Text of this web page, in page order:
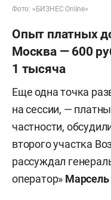
Фото: «БИЗНЕС Online»
Опыт платных
Москва — 600
1 тысяча
Еще одна точка
на сессии, —
частности,
второго участка
рассуждал
оператор» Марсель